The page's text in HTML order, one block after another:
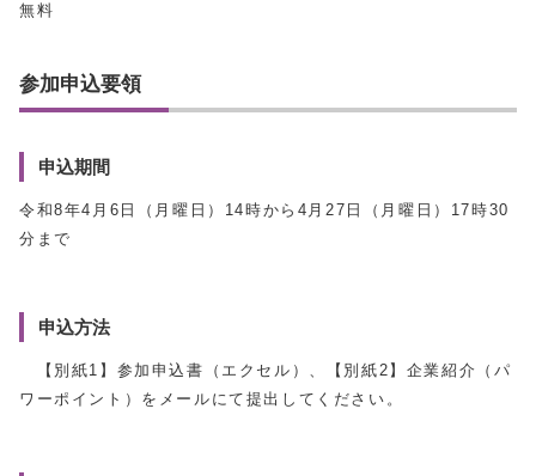
無料
参加申込要領
申込期間
令和8年4月6日（月曜日）14時から4月27日（月曜日）17時30
分まで
申込方法
【別紙1】参加申込書（エクセル）、【別紙2】企業紹介（パ
ワーポイント）をメールにて提出してください。